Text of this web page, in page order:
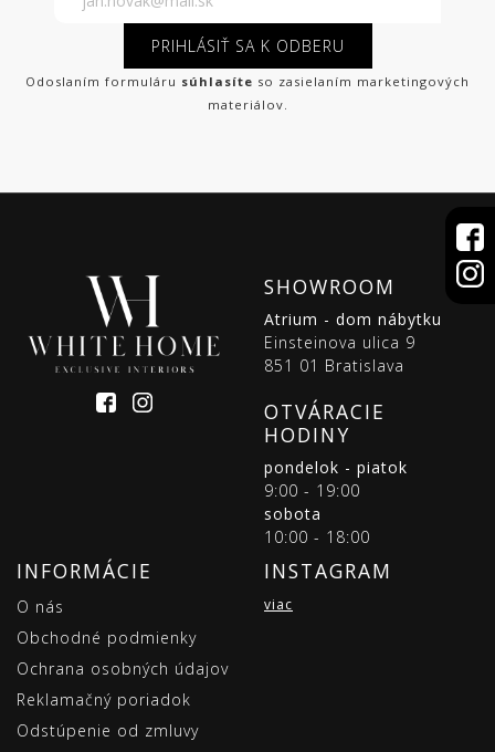
PRIHLÁSIŤ SA K ODBERU
Odoslaním formuláru súhlasíte so zasielaním marketingových
materiálov.
SHOWROOM
Atrium - dom nábytku
Einsteinova ulica 9
851 01 Bratislava
OTVÁRACIE
HODINY
pondelok - piatok
9:00 - 19:00
sobota
10:00 - 18:00
INFORMÁCIE
O nás
Obchodné podmienky
Ochrana osobných údajov
Reklamačný poriadok
Odstúpenie od zmluvy
INSTAGRAM
viac